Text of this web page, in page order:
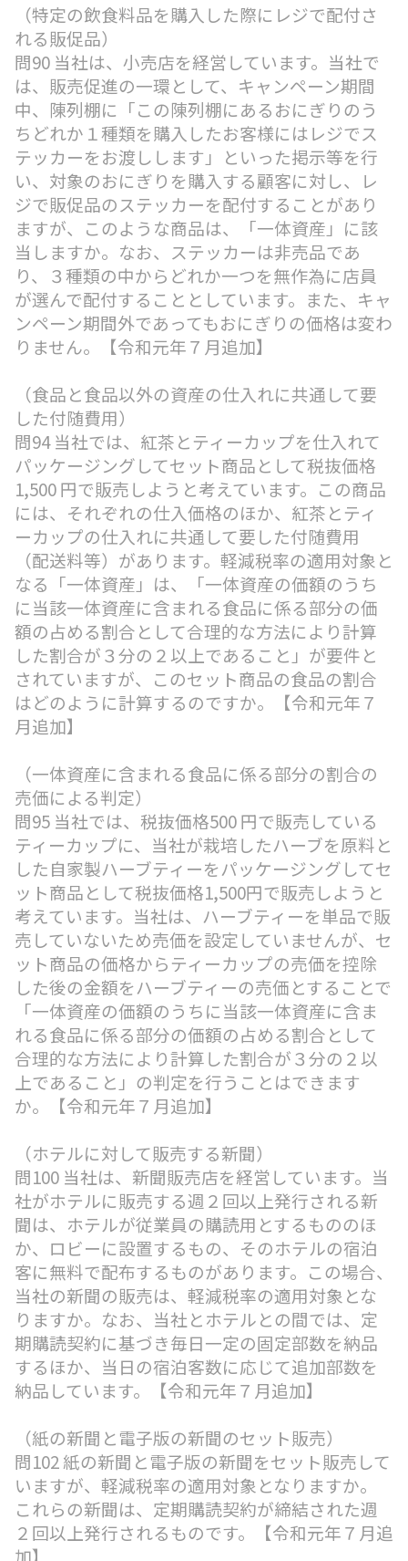
（特定の飲食料品を購入した際にレジで配付さ
れる販促品）
問90 当社は、小売店を経営しています。当社で
は、販売促進の一環として、キャンペーン期間
中、陳列棚に「この陳列棚にあるおにぎりのう
ちどれか１種類を購入したお客様にはレジでス
テッカーをお渡しします」といった掲示等を行
い、対象のおにぎりを購入する顧客に対し、レ
ジで販促品のステッカーを配付することがあり
ますが、このような商品は、「一体資産」に該
当しますか。なお、ステッカーは非売品であ
り、３種類の中からどれか一つを無作為に店員
が選んで配付することとしています。また、キャ
ンペーン期間外であってもおにぎりの価格は変わ
りません。【令和元年７月追加】
（食品と食品以外の資産の仕入れに共通して要
した付随費用）
問94 当社では、紅茶とティーカップを仕入れて
パッケージングしてセット商品として税抜価格
1,500 円で販売しようと考えています。この商品
には、それぞれの仕入価格のほか、紅茶とティ
ーカップの仕入れに共通して要した付随費用
（配送料等）があります。軽減税率の適用対象と
なる「一体資産」は、「一体資産の価額のうち
に当該一体資産に含まれる食品に係る部分の価
額の占める割合として合理的な方法により計算
した割合が３分の２以上であること」が要件と
されていますが、このセット商品の食品の割合
はどのように計算するのですか。【令和元年７
月追加】
（一体資産に含まれる食品に係る部分の割合の
売価による判定）
問95 当社では、税抜価格500 円で販売している
ティーカップに、当社が栽培したハーブを原料と
した自家製ハーブティーをパッケージングしてセ
ット商品として税抜価格1,500円で販売しようと
考えています。当社は、ハーブティーを単品で販
売していないため売価を設定していませんが、セ
ット商品の価格からティーカップの売価を控除
した後の金額をハーブティーの売価とすることで
「一体資産の価額のうちに当該一体資産に含ま
れる食品に係る部分の価額の占める割合として
合理的な方法により計算した割合が３分の２以
上であること」の判定を行うことはできます
か。【令和元年７月追加】
（ホテルに対して販売する新聞）
問100 当社は、新聞販売店を経営しています。当
社がホテルに販売する週２回以上発行される新
聞は、ホテルが従業員の購読用とするもののほ
か、ロビーに設置するもの、そのホテルの宿泊
客に無料で配布するものがあります。この場合、
当社の新聞の販売は、軽減税率の適用対象とな
りますか。なお、当社とホテルとの間では、定
期購読契約に基づき毎日一定の固定部数を納品
するほか、当日の宿泊客数に応じて追加部数を
納品しています。【令和元年７月追加】
（紙の新聞と電子版の新聞のセット販売）
問102 紙の新聞と電子版の新聞をセット販売して
いますが、軽減税率の適用対象となりますか。
これらの新聞は、定期購読契約が締結された週
２回以上発行されるものです。【令和元年７月追
加】